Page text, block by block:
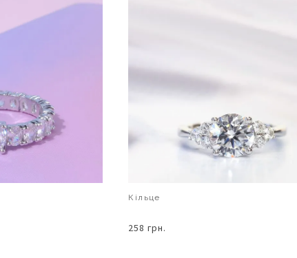
Кільце
258 грн.